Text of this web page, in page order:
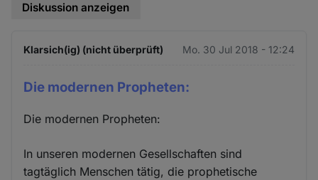
Diskussion anzeigen
Klarsich(ig) (nicht überprüft) Mo. 30 Jul 2018 - 12:24
Die modernen Propheten:
Die modernen Propheten:
In unseren modernen Gesellschaften sind
tagtäglich Menschen tätig, die prophetische